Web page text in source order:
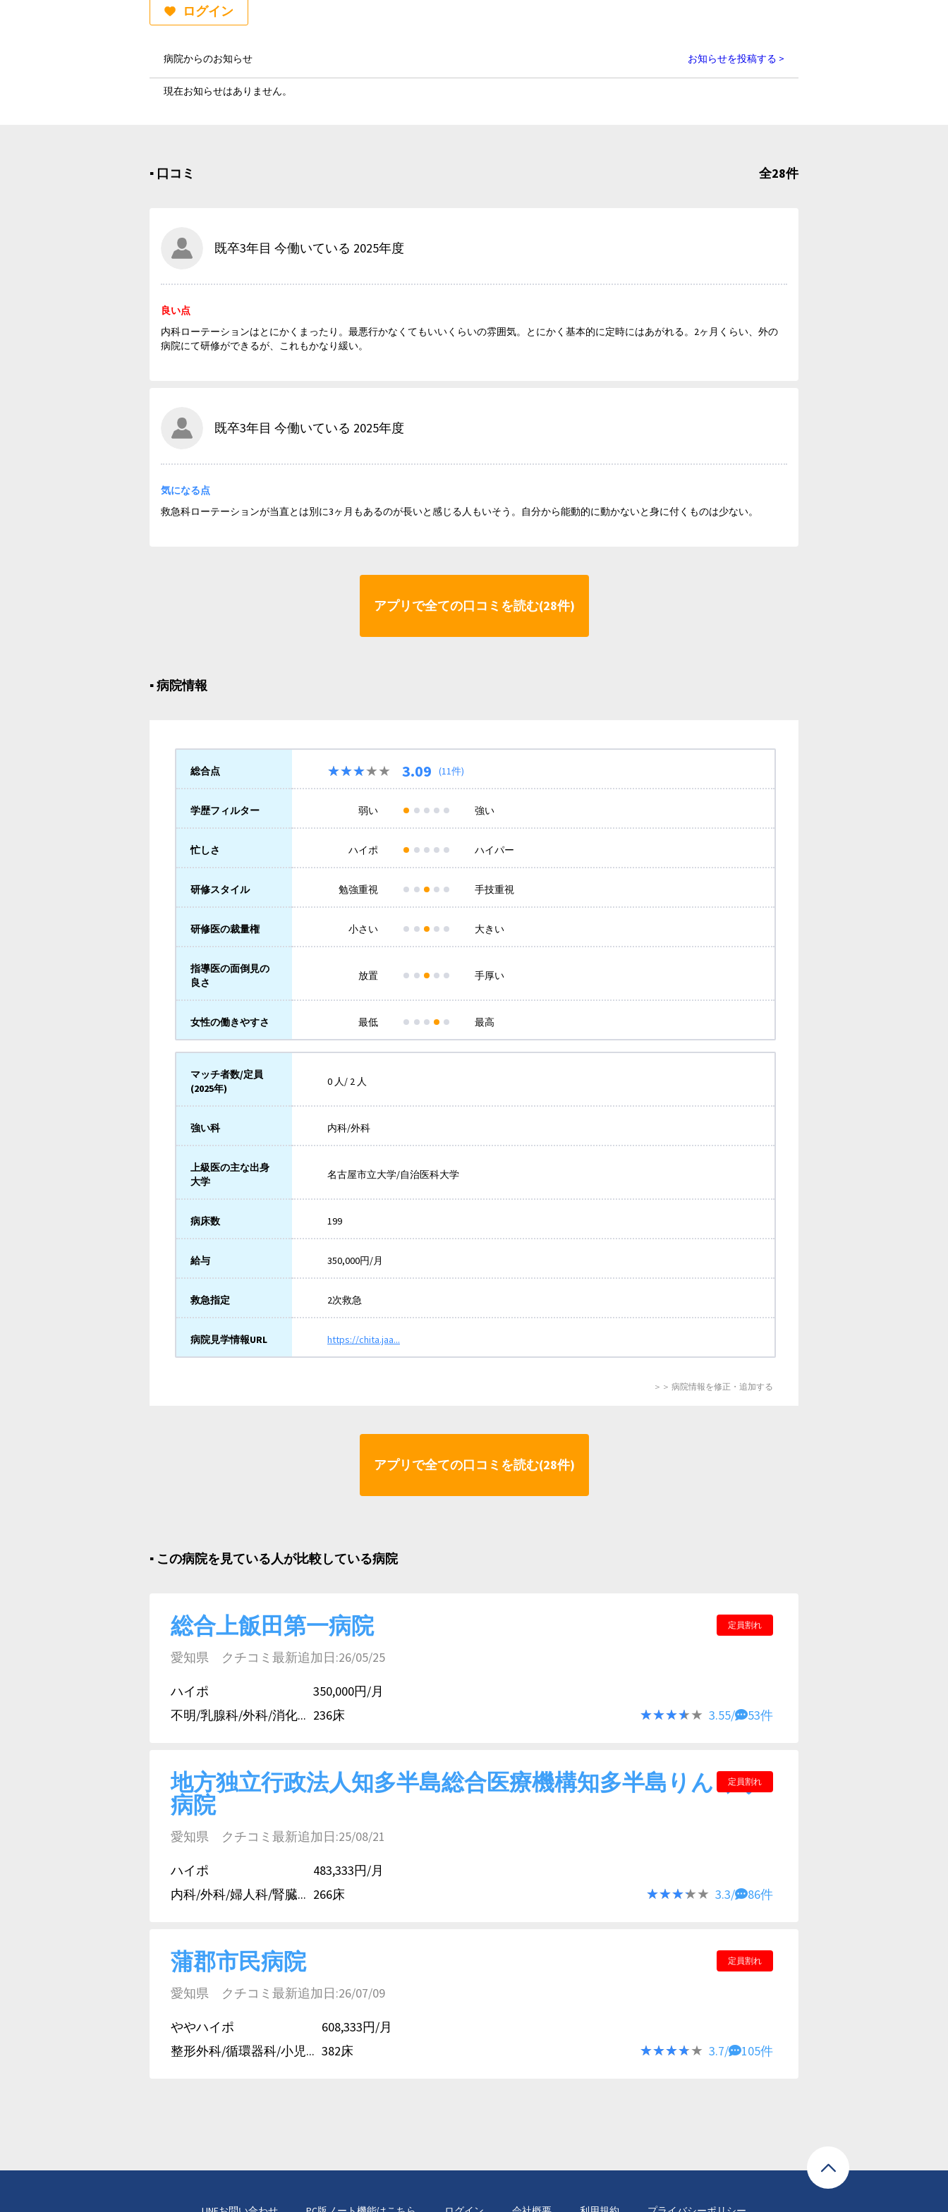
ログイン
病院からのお知らせ お知らせを投稿する >
現在お知らせはありません。
▪︎ 口コミ 全28件
既卒3年目 今働いている 2025年度
良い点
内科ローテーションはとにかくまったり。最悪行かなくてもいいくらいの雰囲気。とにかく基本的に定時にはあがれる。2ヶ月くらい、外の
病院にて研修ができるが、これもかなり緩い。
既卒3年目 今働いている 2025年度
気になる点
救急科ローテーションが当直とは別に3ヶ月もあるのが長いと感じる人もいそう。自分から能動的に動かないと身に付くものは少ない。
アプリで全ての口コミを読む(28件)
▪︎ 病院情報
総合点 ★★★★★
★★★★★ 3.09 (11件)
学歴フィルター 弱い 強い
忙しさ ハイポ ハイパー
研修スタイル 勉強重視 手技重視
研修医の裁量権 小さい 大きい
指導医の面倒見の
良さ
放置 手厚い
女性の働きやすさ 最低 最高
マッチ者数/定員
(2025年)
0 人/ 2 人
強い科 内科/外科
上級医の主な出身
大学
名古屋市立大学/自治医科大学
病床数 199
給与 350,000円/月
救急指定 2次救急
病院見学情報URL https://chita.jaa...
＞＞ 病院情報を修正・追加する
アプリで全ての口コミを読む(28件)
▪︎ この病院を見ている人が比較している病院
総合上飯田第一病院
愛知県 クチコミ最新追加日:26/05/25
★★★★★
★★★★★ 3.55/ 53件
ハイポ
不明/乳腺科/外科/消化...
350,000円/月
236床
定員割れ
地方独立行政法人知多半島総合医療機構知多半島りんくう
病院
愛知県 クチコミ最新追加日:25/08/21
★★★★★
★★★★★ 3.3/ 86件
ハイポ
内科/外科/婦人科/腎臓...
483,333円/月
266床
定員割れ
蒲郡市民病院
愛知県 クチコミ最新追加日:26/07/09
★★★★★
★★★★★ 3.7/ 105件
ややハイポ
整形外科/循環器科/小児...
608,333円/月
382床
定員割れ